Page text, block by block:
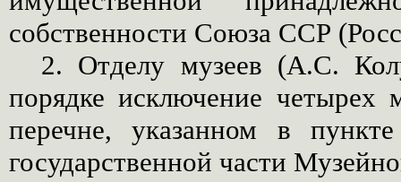
собственности Союза ССР
2. Отделу музеев (А.С.
порядке исключение четырех
перечне, указанном в
государственной части